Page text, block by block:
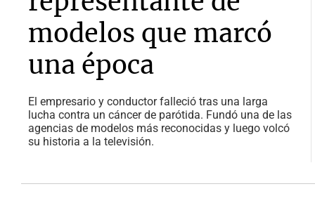
modelos que marcó
una época
El empresario y conductor falleció tras una larga
lucha contra un cáncer de parótida. Fundó una de las
agencias de modelos más reconocidas y luego volcó
su historia a la televisión.